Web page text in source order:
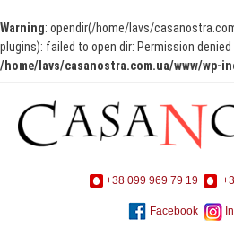
Warning: opendir(/home/lavs/
plugins): failed to open dir: Permission denied
/home/lavs/casanostra.com.ua/www/wp-
+38 099 969 79 19
Facebook